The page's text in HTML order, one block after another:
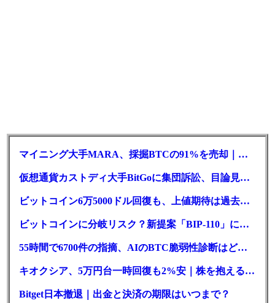
マイニング大手MARA、採掘BTCの91%を売却｜純損失6億ドル
仮想通貨カストディ大手BitGoに集団訴訟、目論見書が争点に
ビットコイン6万5000ドル回復も、上値期待は過去最低の23%
ビットコインに分岐リスク？新提案「BIP-110」に期限迫る
55時間で6700件の指摘、AIのBTC脆弱性診断はどこまで本物か
キオクシア、5万円台一時回復も2%安｜株を抱える東芝は純利益30倍
Bitget日本撤退｜出金と決済の期限はいつまで？